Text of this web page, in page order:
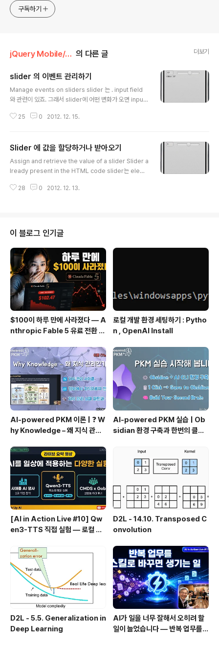
사용되는 툴들에 대해 많은 분들과 정보를 공유하고 싶습니다.
구독하기
jQuery Mobile/JQM Tutorial 의 다른 글 더보기
slider 의 이벤트 관리하기
Manage events on sliders slider 는 . input field
와 관련이 있죠. 그래서 slider에 어떤 변화가 오면 input f
위해 화면의 element 에 slider 의 값을 display 해 보
한 점은 slider 의 change events 를 살펴보는 것은 그
slider 가 화면에 제대로 생성됐을 때만이 가능하다는 겁
니다. 다시말해 오리지널 HTML 코드가 jQuery Mobile
리는 sli..
25 0 2012. 12. 15.
Slider 에 값을 할당하거나 받아오기
Assign and retrieve the value of a slider Slider a
lready present in the HTML code slider는 elem
만들어 집니다. 축위에 버튼이 놓여질 위치를 정하기 위해
te the number of rooms: 이 코드에 대해서는 약간의
설명이 필요한데요. val (value)를 하게 되면 cursor 의
값에 영향을 미치게 됩니다. 사실은 이 메소드는 단지 그 ..
28 0 2012. 12. 13.
이 블로그 인기글
$100이 하루 만에 사라졌다 — A
nthropic Fable 5 유료 전환 사
로컬 개발 환경 세팅하기 : Pytho
n , OpenAI Install
AI-powered PKM 이론 | ❓ W
hy Knowledge – 왜 지식 관리
보에서 지식으로의 전환, 🛠️ 지식
관리 실패 패턴과 극복
AI-powered PKM 실습 | Ob
sidian 환경 구축과 한번의 클릭
(Web Clipper)
[AI in Action Live #10] Qw
en3-TTS 직접 실험 — 로컬 설
D2L - 14.10. Transposed C
onvolution
D2L - 5.5. Generalization in
Deep Learning
AI가 일을 너무 잘해서 오히려 할
일이 늘었습니다 — 반복 업무를